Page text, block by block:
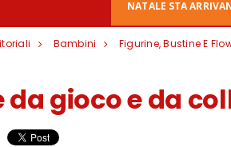
NATALE STA
Bambini Figurine, Bustine E
da gioco e da